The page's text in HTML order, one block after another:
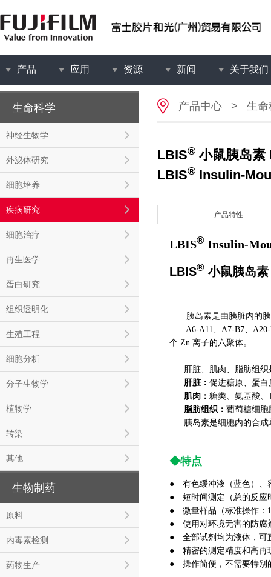
产品 应用 资源 新闻 关于我们
生命科学
神经生物学
外泌体研究
细胞培养
疾病研究
细胞治疗
再生医学
蛋白研究
组织透明化
生殖工程
细胞分析
分子生物学
植物学
转染
其他
生物制药
原料
内毒素检测
药物生产
产品中心 > 生命
LBIS® 小鼠胰岛素
LBIS® Insulin-
产品特性
LBIS® Insulin-
LBIS® 小鼠胰岛
胰岛素是由胰脏内的胰
A6-A11、A7-B7、A20-
个 Zn 离子的六聚体。
肝脏、肌肉、脂肪组
肝脏： 促进糖原、蛋
肌肉： 糖类、氨基酸
脂肪组织： 葡萄糖细胞
胰岛素是细胞内的合
◆特点
● 有色缓冲液（蓝色）、
● 短时间测定（总的反应
● 微量样品（标准操作：
● 使用对环境无害的防腐
● 全部试剂均为液体，可
● 精密的测定精度和高再
● 操作简便，不需要特别